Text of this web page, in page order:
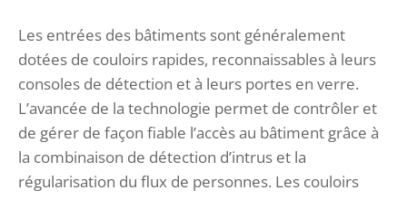
Les entrées des bâtiments sont généralement
dotées de couloirs rapides, reconnaissables à leurs
consoles de détection et à leurs portes en verre.
L’avancée de la technologie permet de contrôler et
de gérer de façon fiable l’accès au bâtiment grâce à
la combinaison de détection d’intrus et la
régularisation du flux de personnes. Les couloirs